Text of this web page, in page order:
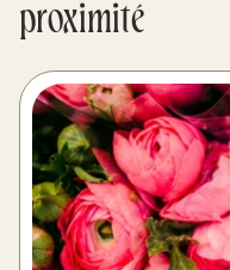
proximité